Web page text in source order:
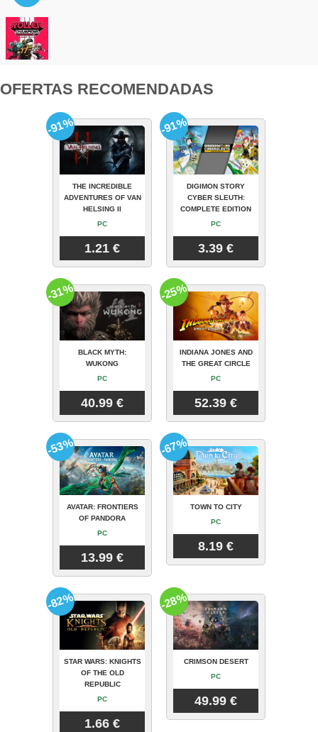
OFERTAS RECOMENDADAS
THE INCREDIBLE
ADVENTURES OF VAN
HELSING II
PC
1.21 €
-91%
DIGIMON STORY
CYBER SLEUTH:
COMPLETE EDITION
PC
3.39 €
-91%
BLACK MYTH:
WUKONG
PC
40.99 €
-31%
INDIANA JONES AND
THE GREAT CIRCLE
PC
52.39 €
-25%
AVATAR: FRONTIERS
OF PANDORA
PC
13.99 €
-53%
TOWN TO CITY
PC
8.19 €
-67%
STAR WARS: KNIGHTS
OF THE OLD
REPUBLIC
PC
1.66 €
-82%
CRIMSON DESERT
PC
49.99 €
-28%